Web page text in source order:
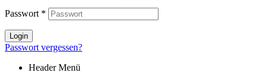
Passwort *
Login
Passwort vergessen?
Header Menü